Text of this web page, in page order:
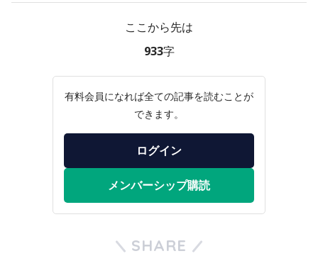
ここから先は
933字
有料会員になれば全ての記事を読むことが
できます。
ログイン
メンバーシップ購読
SHARE